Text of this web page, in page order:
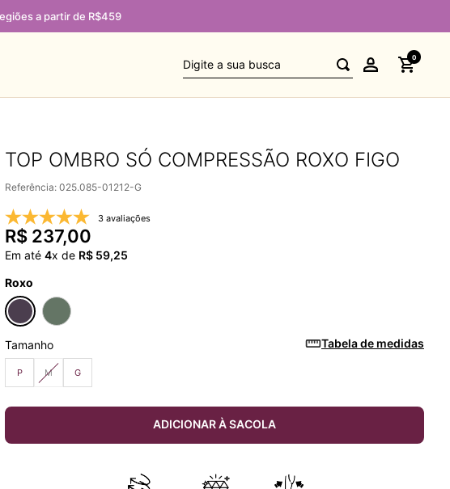
Digite a sua busca 0
TOP OMBRO SÓ COMPRESSÃO ROXO FIGO
Referência:025.085-01212-G
3 avaliações
R$ 237,00
Em até4x de R$ 59,25
Roxo
Tamanho
P M G
Tabela de medidas
ADICIONAR À SACOLA